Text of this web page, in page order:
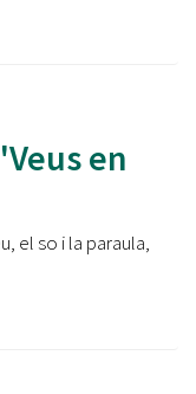
en
el so i la paraula,